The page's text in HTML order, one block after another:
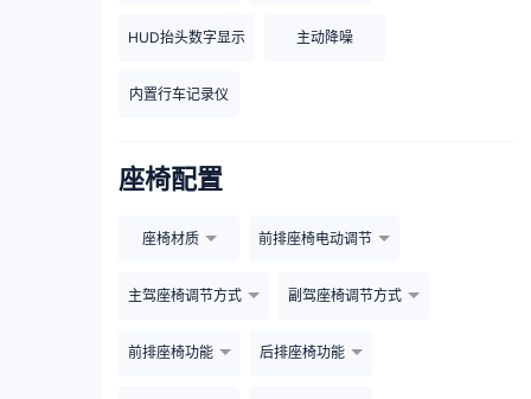
HUD抬头数字显示 主动降噪
内置行车记录仪
座椅配置
座椅材质 前排座椅电动调节
主驾座椅调节方式 副驾座椅调节方式
前排座椅功能 后排座椅功能